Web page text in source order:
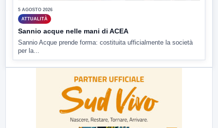
5 AGOSTO 2026
ATTUALITÀ
Sannio acque nelle mani di ACEA
Sannio Acque prende forma: costituita ufficialmente la società
per la...